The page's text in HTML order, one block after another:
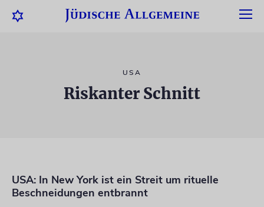
USA
Riskanter Schnitt
USA: In New York ist ein Streit um rituelle
Beschneidungen entbrannt